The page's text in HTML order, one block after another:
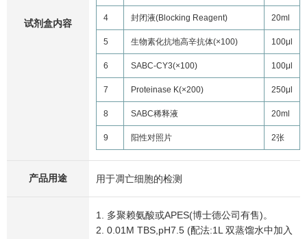
试剂盒内容 4 封闭液(Blocking Reagent) 20ml
5 生物素化抗地高辛抗体(×100) 100μl
6 SABC-CY3(×100) 100μl
7 Proteinase K(×200) 250μl
8 SABC稀释液 20ml
9 阳性对照片 2张
产品用途 用于凋亡细胞的检测
1. 多聚赖氨酸或APES(博士德公司有售)。
2. 0.01M TBS,pH7.5 (配法:1L 双蒸馏水中加入